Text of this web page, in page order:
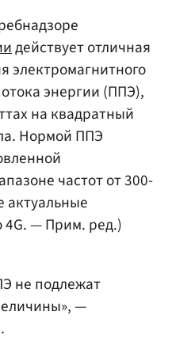
действует отличная
электромагнитного
энергии (ППЭ),
на квадратный
Нормой ППЭ
частот от 300-
актуальные
4G. — Прим. ред.)
не подлежат
—